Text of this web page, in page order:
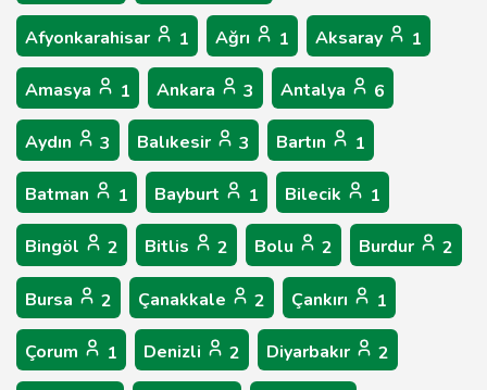
Afyonkarahisar 1 Ağrı 1 Aksaray 1
Amasya 1 Ankara 3 Antalya 6
Aydın 3 Balıkesir 3 Bartın 1
Batman 1 Bayburt 1 Bilecik 1
Bingöl 2 Bitlis 2 Bolu 2 Burdur 2
Bursa 2 Çanakkale 2 Çankırı 1
Çorum 1 Denizli 2 Diyarbakır 2